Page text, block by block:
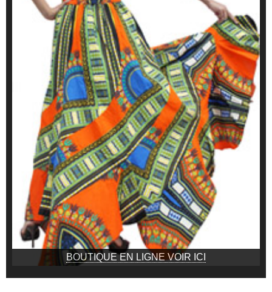
BOUTIQUE EN LIGNE VOIR ICI